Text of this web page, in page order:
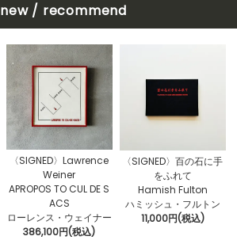
new / recommend
〈SIGNED〉Lawrence
Weiner
APROPOS TO CUL DE S
ACS
ローレンス・ウェイナー
386,100円(税込)
〈SIGNED〉百の石に手
をふれて
Hamish Fulton
ハミッシュ・フルトン
11,000円(税込)